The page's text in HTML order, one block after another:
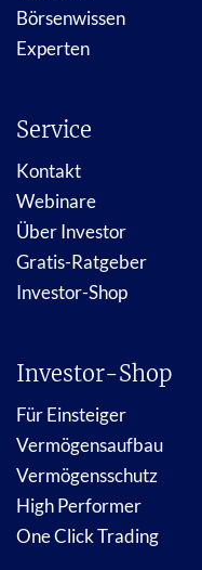
Börsenwissen
Experten
Service
Kontakt
Webinare
Über Investor
Gratis-Ratgeber
Investor-Shop
Investor-Shop
Für Einsteiger
Vermögensaufbau
Vermögensschutz
High Performer
One Click Trading